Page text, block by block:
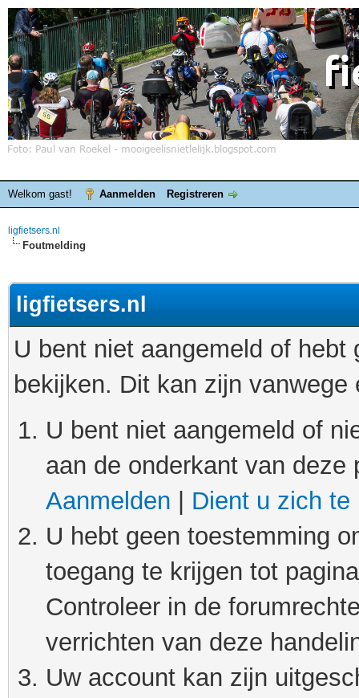
Welkom gast! Aanmelden Registreren
ligfietsers.nl
Foutmelding
ligfietsers.nl
U bent niet aangemeld of
bekijken. Dit kan zijn
U bent niet aangemeld of
aan de onderkant van
Aanmelden
Dient u zich te
U hebt geen toestemming
toegang te krijgen tot
Controleer in de
verrichten van deze
Uw account kan zijn